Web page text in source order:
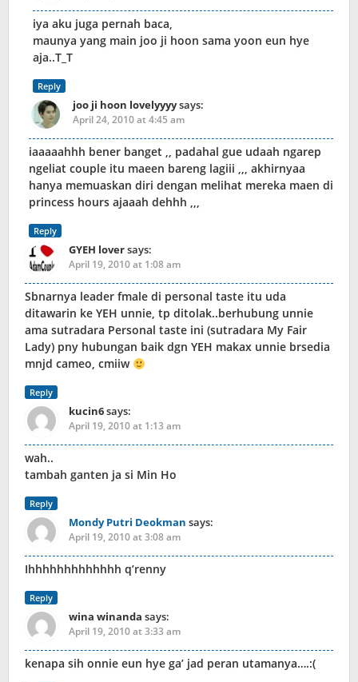
iya aku juga pernah baca,
maunya yang main joo ji hoon sama yoon eun hye
aja..T_T
Reply
joo ji hoon lovelyyyysays:
April 24, 2010 at 4:45 am
iaaaaahhh bener banget ,, padahal gue udaah ngarep
ngeliat couple itu maeen bareng lagiii ,,, akhirnyaa
hanya memuaskan diri dengan melihat mereka maen di
princess hours ajaaah dehhh ,,,
Reply
GYEH loversays:
April 19, 2010 at 1:08 am
Sbnarnya leader fmale di personal taste itu uda
ditawarin ke YEH unnie, tp ditolak..berhubung unnie
ama sutradara Personal taste ini (sutradara My Fair
Lady) pny hubungan baik dgn YEH makax unnie brsedia
mnjd cameo, cmiiw
Reply
kucin6says:
April 19, 2010 at 1:13 am
wah..
tambah ganten ja si Min Ho
Reply
Mondy Putri Deokman says:
April 19, 2010 at 3:08 am
Ihhhhhhhhhhhhh q’renny
Reply
wina winanda says:
April 19, 2010 at 3:33 am
kenapa sih onnie eun hye ga’ jad peran utamanya….:(